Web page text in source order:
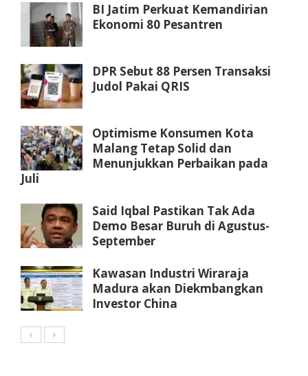
BI Jatim Perkuat Kemandirian
Ekonomi 80 Pesantren
DPR Sebut 88 Persen Transaksi
Judol Pakai QRIS
Optimisme Konsumen Kota
Malang Tetap Solid dan
Menunjukkan Perbaikan pada
Juli
Said Iqbal Pastikan Tak Ada
Demo Besar Buruh di Agustus-
September
Kawasan Industri Wiraraja
Madura akan Diekmbangkan
Investor China